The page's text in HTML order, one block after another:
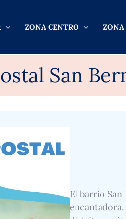
ZONA CENTRO ZONA
San
El barrio